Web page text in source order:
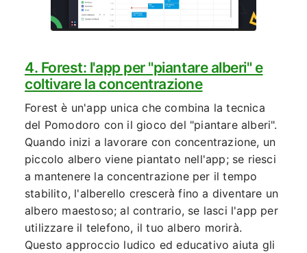
4. Forest: l'app per "piantare alberi" e
coltivare la concentrazione
Forest è un'app unica che combina la tecnica
del Pomodoro con il gioco del "piantare alberi".
Quando inizi a lavorare con concentrazione, un
piccolo albero viene piantato nell'app; se riesci
a mantenere la concentrazione per il tempo
stabilito, l'alberello crescerà fino a diventare un
albero maestoso; al contrario, se lasci l'app per
utilizzare il telefono, il tuo albero morirà.
Questo approccio ludico ed educativo aiuta gli